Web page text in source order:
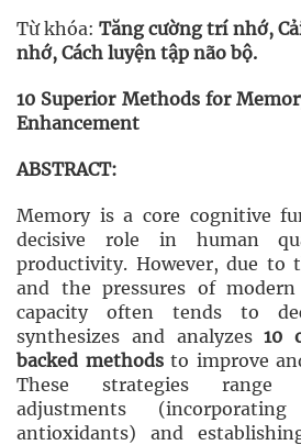
Từ khóa:Tăng cường trí nhớ,
nhớ, Cách luyện tập não bộ.
10 Superior Methods for
Enhancement
ABSTRACT:
Memory is a core cognitive
decisive role in human
productivity. However, due to
and the pressures of
capacity often tends to
synthesizes and analyzes10
backed methodsto improve
These strategies range
adjustments
antioxidants) and